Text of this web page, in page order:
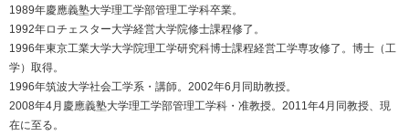
1989年慶應義塾大学理工学部管理工学科卒業。
1992年ロチェスター大学経営大学院修士課程修了。
1996年東京工業大学大学院理工学研究科博士課程経営工学専攻修了。博士（工
学）取得。
1996年筑波大学社会工学系・講師。2002年6月同助教授。
2008年4月慶應義塾大学理工学部管理工学科・准教授。2011年4月同教授、現
在に至る。